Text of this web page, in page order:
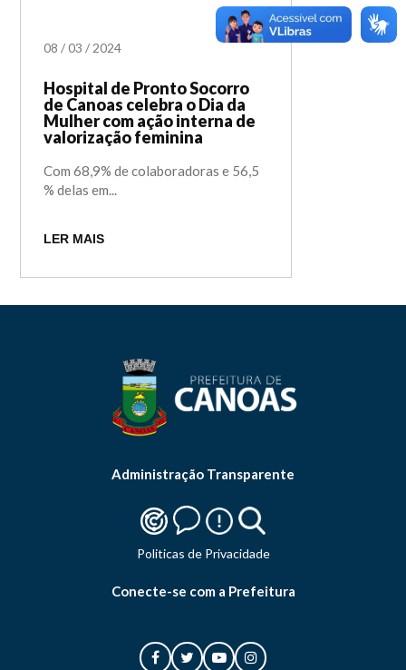
08 /03 /2024
Hospital de Pronto Socorro
de Canoas celebra o Dia da
Mulher com ação interna de
valorização feminina
Com 68,9% de colaboradoras e 56,5
% delas em...
LER MAIS
Administração Transparente
Politicas de Privacidade
Conecte-se com a Prefeitura